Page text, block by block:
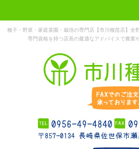
種子・野菜・家庭菜園・栽培の専門店【市川種苗店】全
専門資格を持つ店長の最適なアドバイスで農業